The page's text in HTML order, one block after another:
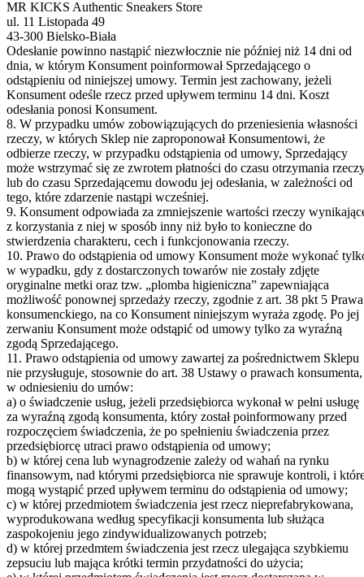
MR KICKS Authentic Sneakers Store
ul. 11 Listopada 49
43-300 Bielsko-Biała
Odesłanie powinno nastąpić niezwłocznie nie później niż 14 dni od
dnia, w którym Konsument poinformował Sprzedającego o
odstąpieniu od niniejszej umowy. Termin jest zachowany, jeżeli
Konsument odeśle rzecz przed upływem terminu 14 dni. Koszt
odesłania ponosi Konsument.
8. W przypadku umów zobowiązujących do przeniesienia własności
rzeczy, w których Sklep nie zaproponował Konsumentowi, że
odbierze rzeczy, w przypadku odstąpienia od umowy, Sprzedający
może wstrzymać się ze zwrotem płatności do czasu otrzymania
lub do czasu Sprzedającemu dowodu jej odesłania, w zależności od
tego, które zdarzenie nastąpi wcześniej.
9. Konsument odpowiada za zmniejszenie wartości rzeczy
z korzystania z niej w sposób inny niż było to konieczne do
stwierdzenia charakteru, cech i funkcjonowania rzeczy.
10. Prawo do odstąpienia od umowy Konsument może wykonać
w wypadku, gdy z dostarczonych towarów nie zostały zdjęte
oryginalne metki oraz tzw. „plomba higieniczna” zapewniająca
możliwość ponownej sprzedaży rzeczy, zgodnie z art. 38 pkt 5 Prawa
konsumenckiego, na co Konsument niniejszym wyraża zgodę. Po jej
zerwaniu Konsument może odstąpić od umowy tylko za wyraźną
zgodą Sprzedającego.
11. Prawo odstąpienia od umowy zawartej za pośrednictwem Sklepu
nie przysługuje, stosownie do art. 38 Ustawy o prawach konsumenta,
w odniesieniu do umów:
a) o świadczenie usług, jeżeli przedsiębiorca wykonał w pełni usługę
za wyraźną zgodą konsumenta, który został poinformowany przed
rozpoczęciem świadczenia, że po spełnieniu świadczenia przez
przedsiębiorcę utraci prawo odstąpienia od umowy;
b) w której cena lub wynagrodzenie zależy od wahań na rynku
finansowym, nad którymi przedsiębiorca nie sprawuje kontroli, i
mogą wystąpić przed upływem terminu do odstąpienia od umowy;
c) w której przedmiotem świadczenia jest rzecz nieprefabrykowana,
wyprodukowana według specyfikacji konsumenta lub służąca
zaspokojeniu jego zindywidualizowanych potrzeb;
d) w której przedmtem świadczenia jest rzecz ulegająca szybkiemu
zepsuciu lub mająca krótki termin przydatności do użycia;